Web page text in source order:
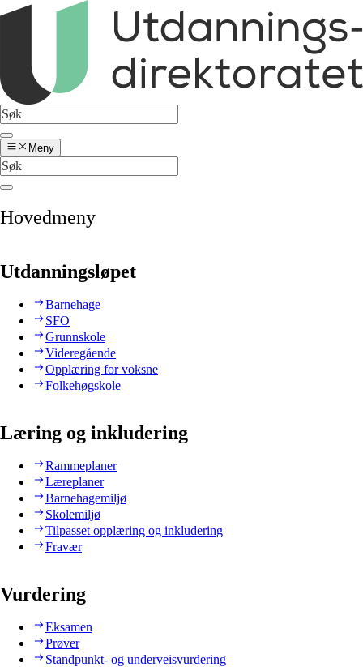
Meny
Hovedmeny
Utdanningsløpet
Barnehage
SFO
Grunnskole
Videregående
Opplæring for voksne
Folkehøgskole
Læring og inkludering
Rammeplaner
Læreplaner
Barnehagemiljø
Skolemiljø
Tilpasset opplæring og inkludering
Fravær
Vurdering
Eksamen
Prøver
Standpunkt- og underveisvurdering